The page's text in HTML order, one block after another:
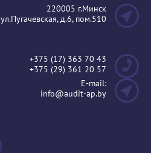
220005 г.Минск
ул.Пугачевская, д.6, пом.510
+375 (17) 363 70 43
+375 (29) 361 20 57
E-mail:
info@audit-ap.by